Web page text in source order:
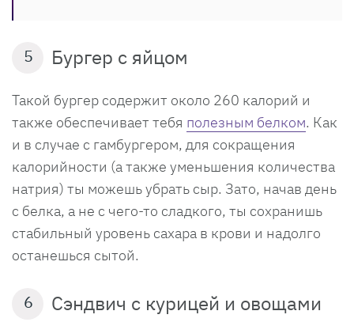
5 Бургер с яйцом
Такой бургер содержит около 260 калорий и
также обеспечивает тебя полезным белком. Как
и в случае с гамбургером, для сокращения
калорийности (а также уменьшения количества
натрия) ты можешь убрать сыр. Зато, начав день
с белка, а не с чего-то сладкого, ты сохранишь
стабильный уровень сахара в крови и надолго
останешься сытой.
6 Сэндвич с курицей и овощами